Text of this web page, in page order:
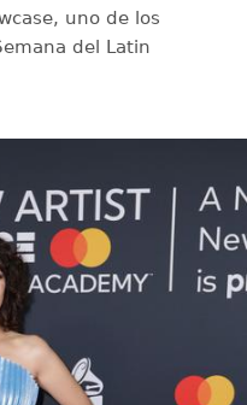
uno de los
del Latin